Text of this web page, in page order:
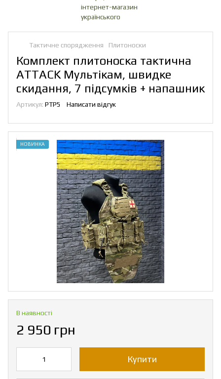
Тактичне спорядження Плитоноски
Комплект плитоноска тактична
ATTACK Мультікам, швидке
скидання, 7 підсумків + напашник
Артикул: PTP5 Написати відгук
НОВИНКА
В наявності
2 950 грн
Купити